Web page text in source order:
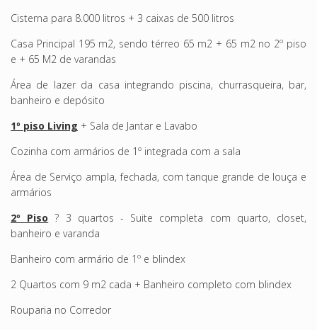
Cisterna para 8.000 litros + 3 caixas de 500 litros
Casa Principal 195 m2, sendo térreo 65 m2 + 65 m2 no 2º piso
e + 65 M2 de varandas
Área de lazer da casa integrando piscina, churrasqueira, bar,
banheiro e depósito
1º piso Living + Sala de Jantar e Lavabo
Cozinha com armários de 1º integrada com a sala
Área de Serviço ampla, fechada, com tanque grande de louça e
armários
2º Piso ? 3 quartos - Suite completa com quarto, closet,
banheiro e varanda
Banheiro com armário de 1º e blindex
2 Quartos com 9 m2 cada + Banheiro completo com blindex
Rouparia no Corredor